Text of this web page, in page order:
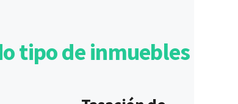
tipo de inmuebles